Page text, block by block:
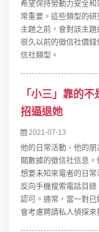
希望保持勞動力安全
常重要。這些類型的
主題之前，會對該主
很久以前的徵信社價
信社類型。
「小三」靠的
招逼退她
2021-07-13
他的日常活動、他的
關數據的徵信社信息
想要未知來電者的日
反向手機搜索電話目
認可。通常，當一對
會考慮聘請私人偵探來